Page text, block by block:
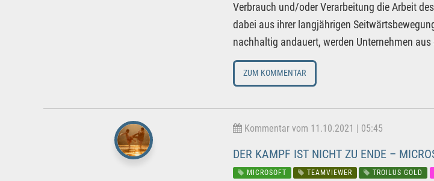
Verbrauch und/oder Verarbeitung die Arbeit
dabei aus ihrer langjährigen
nachhaltig andauert, werden Unternehmen
ZUM KOMMENTAR
Kommentar vom 11.10.2021 | 05:45
DER KAMPF IST NICHT ZU ENDE –
MICROSOFT TEAMVIEWER TROILUS GOLD